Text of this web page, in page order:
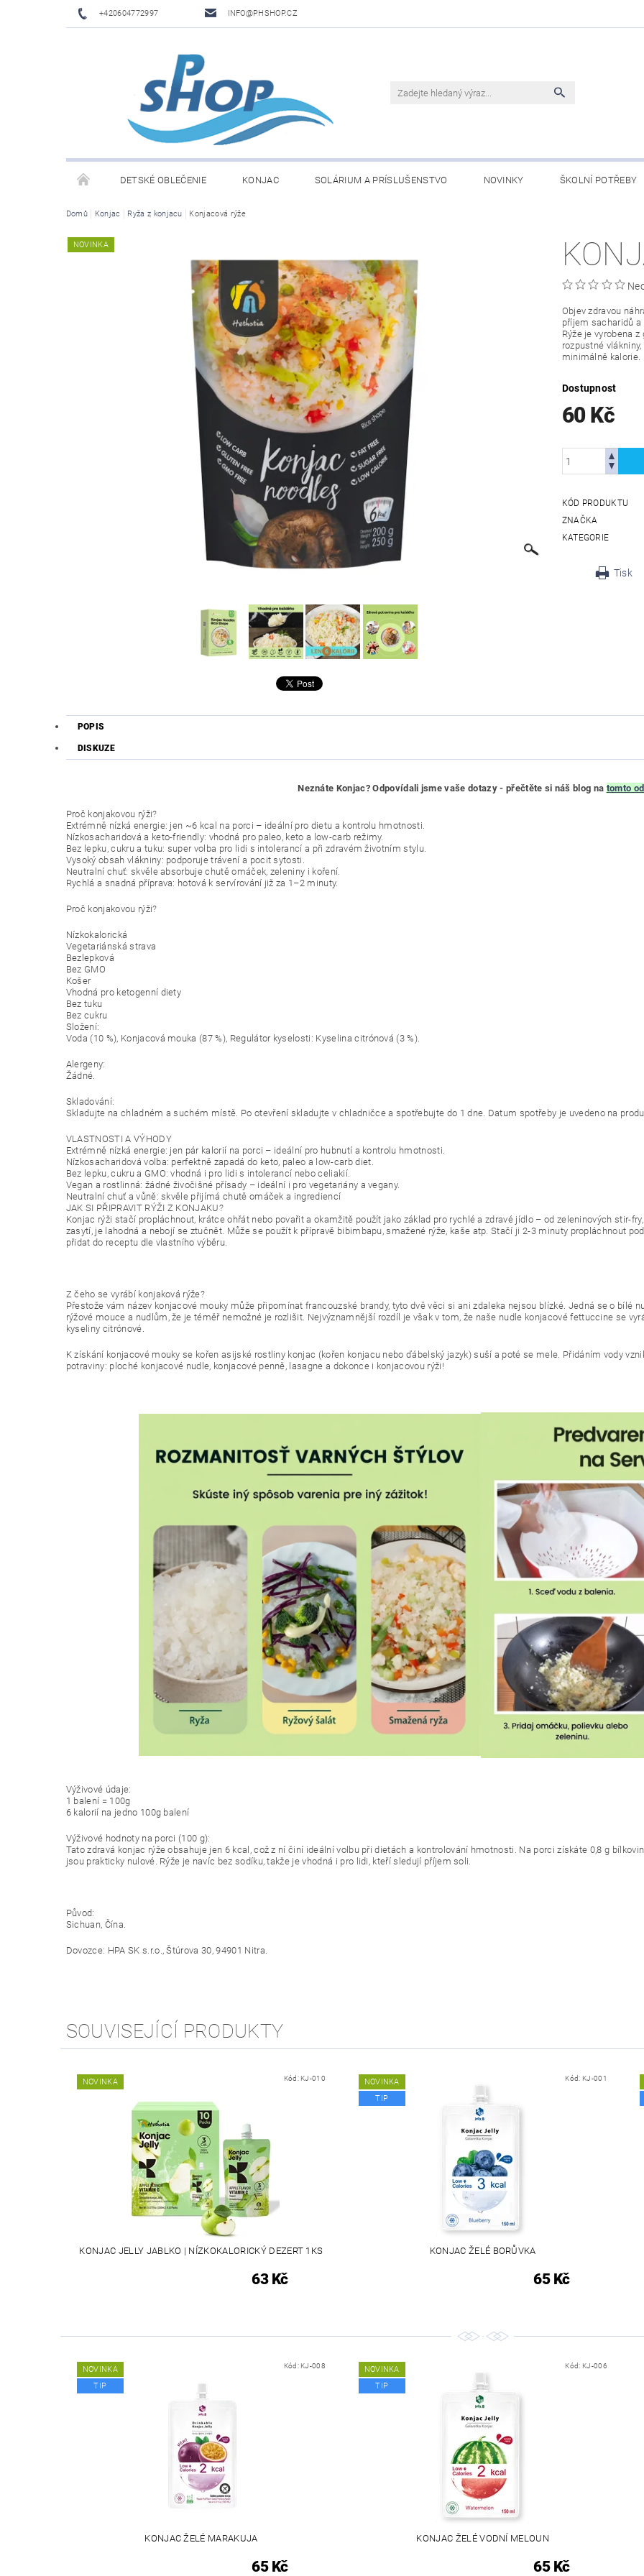
+420604772997 INFO@PHSHOP.CZ
DETSKÉ OBLEČENIE KONJAC SOLÁRIUM A PRÍSLUŠENSTVO NOVINKY ŠKOLNÍ POTŘEBY
PRIME DRINK BY LOGAN PAUL A KSI
Domů Konjac Ryža z konjacu Konjacová rýže
NOVINKA
Objev zdravou
příjem sacharidů
Rýže je vyrobena
rozpustné
minimálně kalorie.
Dostupnost
60 Kč
KÓD PRODUKTU
ZNAČKA
KATEGORIE
Tisk
POPIS
DISKUZE
Neznáte Konjac? Odpovídali jsme vaše dotazy - přečtěte si náš blog na tomto
Proč konjakovou rýži?
Extrémně nízká energie: jen ~6 kcal na porci – ideální pro dietu a kontrolu hmotnosti.
Nízkosacharidová a keto-friendly: vhodná pro paleo, keto a low-carb režimy.
Bez lepku, cukru a tuku: super volba pro lidi s intolerancí a při zdravém životním stylu.
Vysoký obsah vlákniny: podporuje trávení a pocit sytosti.
Neutralní chuť: skvěle absorbuje chutě omáček, zeleniny i koření.
Rychlá a snadná příprava: hotová k servírování již za 1–2 minuty.
Proč konjakovou rýži?
Nízkokalorická
Vegetariánská strava
Bezlepková
Bez GMO
Košer
Vhodná pro ketogenní diety
Bez tuku
Bez cukru
Složení:
Voda (10 %), Konjacová mouka (87 %), Regulátor kyselosti: Kyselina citrónová (3 %).
Alergeny:
Žádné.
Skladování:
Skladujte na chladném a suchém místě. Po otevření skladujte v chladničce a spotřebujte do 1 dne. Datum spotřeby je uvedeno na
VLASTNOSTI A VÝHODY
Extrémně nízká energie: jen pár kalorií na porci – ideální pro hubnutí a kontrolu hmotnosti.
Nízkosacharidová volba: perfektně zapadá do keto, paleo a low-carb diet.
Bez lepku, cukru a GMO: vhodná i pro lidi s intolerancí nebo celiakií.
Vegan a rostlinná: žádné živočišné přísady – ideální i pro vegetariány a vegany.
Neutralní chuť a vůně: skvěle přijímá chutě omáček a ingrediencí
JAK SI PŘIPRAVIT RÝŽI Z KONJAKU?
Konjac rýži stačí propláchnout, krátce ohřát nebo povařit a okamžitě použít jako základ pro rychlé a zdravé jídlo – od zeleninových stir-
zasytí, je lahodná a nebojí se ztučnět. Může se použít k přípravě bibimbapu, smažené rýže, kaše atp. Stačí ji 2-3 minuty propláchnout
přidat do receptu dle vlastního výběru.
Z čeho se vyrábí konjaková rýže?
Přestože vám název konjacové mouky může připomínat francouzské brandy, tyto dvě věci si ani zdaleka nejsou blízké. Jedná se o bílé
rýžové mouce a nudlům, že je téměř nemožné je rozlišit. Nejvýznamnější rozdíl je však v tom, že naše nudle konjacové fettuccine se
kyseliny citrónové.
K získání konjacové mouky se kořen asijské rostliny konjac (kořen konjacu nebo ďábelský jazyk) suší a poté se mele. Přidáním vody
potraviny: ploché konjacové nudle, konjacové penně, lasagne a dokonce i konjacovou rýži!
Výživové údaje:
1 balení = 100g
6 kalorií na jedno 100g balení
Výživové hodnoty na porci (100 g):
Tato zdravá konjac rýže obsahuje jen 6 kcal, což z ní činí ideální volbu při dietách a kontrolování hmotnosti. Na porci získáte 0,8 g
jsou prakticky nulové. Rýže je navíc bez sodíku, takže je vhodná i pro lidi, kteří sledují příjem soli.
Původ:
Sichuan, Čína.
Dovozce: HPA SK s.r.o., Štúrova 30, 94901 Nitra.
SOUVISEJÍCÍ PRODUKTY
NOVINKA Kód: KJ-010
KONJAC JELLY JABLKO | NÍZKOKALORICKÝ DEZERT 1KS
63 Kč
NOVINKA
TIP
Kód: KJ-001
KONJAC ŽELÉ BORŮVKA
65 Kč
NOVINKA
TIP
Kód: KJ-008
KONJAC ŽELÉ MARAKUJA
65 Kč
NOVINKA
TIP
Kód: KJ-006
KONJAC ŽELÉ VODNÍ MELOUN
65 Kč